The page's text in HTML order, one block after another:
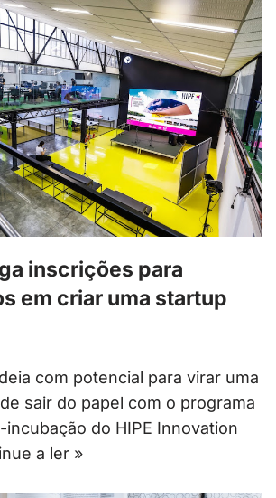
inscrições para
em criar uma startup
com potencial para virar uma
sair do papel com o programa
do HIPE Innovation
a ler »